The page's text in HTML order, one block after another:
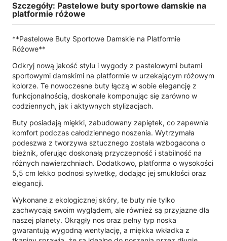
Szczegóły: Pastelowe buty sportowe damskie na
platformie różowe
**Pastelowe Buty Sportowe Damskie na Platformie
Różowe**
Odkryj nową jakość stylu i wygody z pastelowymi butami
sportowymi damskimi na platformie w urzekającym różowym
kolorze. Te nowoczesne buty łączą w sobie elegancję z
funkcjonalnością, doskonale komponując się zarówno w
codziennych, jak i aktywnych stylizacjach.
Buty posiadają miękki, zabudowany zapiętek, co zapewnia
komfort podczas całodziennego noszenia. Wytrzymała
podeszwa z tworzywa sztucznego została wzbogacona o
bieżnik, oferując doskonałą przyczepność i stabilność na
różnych nawierzchniach. Dodatkowo, platforma o wysokości
5,5 cm lekko podnosi sylwetkę, dodając jej smukłości oraz
elegancji.
Wykonane z ekologicznej skóry, te buty nie tylko
zachwycają swoim wyglądem, ale również są przyjazne dla
naszej planety. Okrągły nos oraz pełny typ noska
gwarantują wygodną wentylację, a miękka wkładka z